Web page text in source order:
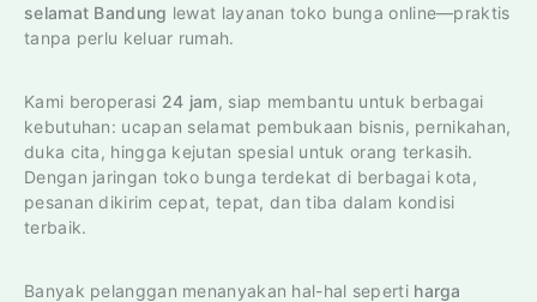
selamat Bandung lewat layanan toko bunga online—praktis
tanpa perlu keluar rumah.
Kami beroperasi 24 jam, siap membantu untuk berbagai
kebutuhan: ucapan selamat pembukaan bisnis, pernikahan,
duka cita, hingga kejutan spesial untuk orang terkasih.
Dengan jaringan toko bunga terdekat di berbagai kota,
pesanan dikirim cepat, tepat, dan tiba dalam kondisi
terbaik.
Banyak pelanggan menanyakan hal-hal seperti harga